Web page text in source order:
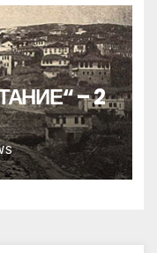
– 2